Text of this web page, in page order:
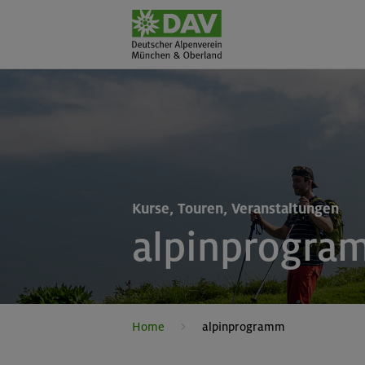
Kurse, Touren, Veranstaltungen
Home alpinprogramm